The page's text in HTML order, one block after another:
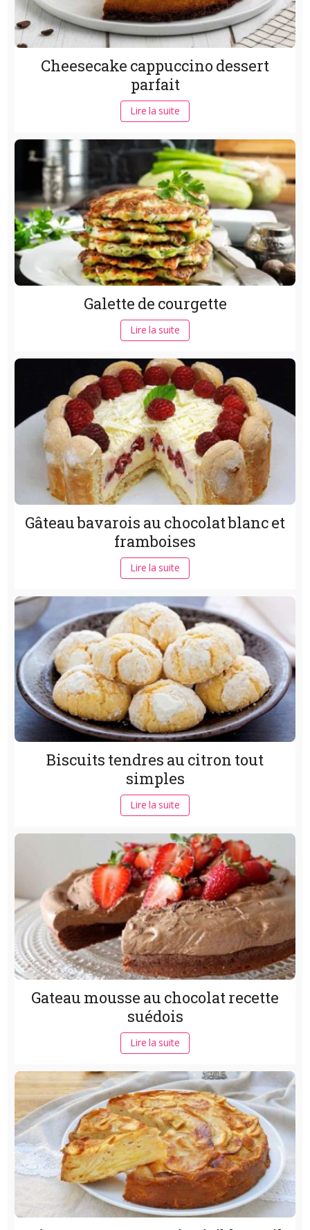
Cheesecake cappuccino dessert
parfait
Lire la suite
Galette de courgette
Lire la suite
Gâteau bavarois au chocolat blanc et
framboises
Lire la suite
Biscuits tendres au citron tout
simples
Lire la suite
Gateau mousse au chocolat recette
suédois
Lire la suite